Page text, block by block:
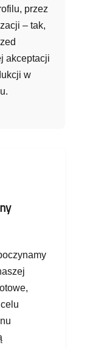
przez
– tak,
akceptacji
w